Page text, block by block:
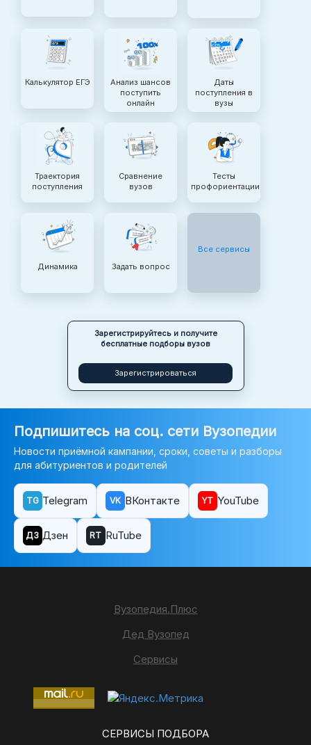
Калькулятор ЕГЭ
Анализ шансов
поступить
онлайн
Даты
поступления в
вузы
Траектория
поступления
Сравнение
вузов
Тесты
профориентации
Динамика Задать вопрос
Все сервисы
Зарегистрируйтесь и получите
бесплатные подборы вузов
Зарегистрироваться
Подпишитесь на соц. сети Вузопедии
Новости приёмной кампании, сроки, советы и разборы
для абитуриентов и родителей
TG Telegram VK ВКонтакте YT YouTube
ДЗ Дзен RT RuTube
СЕРВИСЫ ПОДБОРА
Вузопедия.Плюс
Дед Вузопед
Сервисы